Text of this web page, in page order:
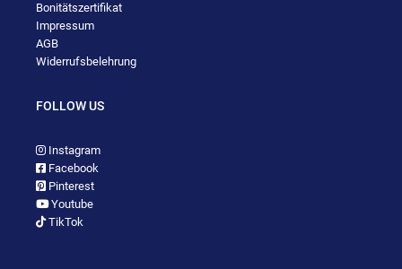
Bonitätszertifikat
Impressum
AGB
Widerrufsbelehrung
FOLLOW US
Instagram
Facebook
Pinterest
Youtube
TikTok